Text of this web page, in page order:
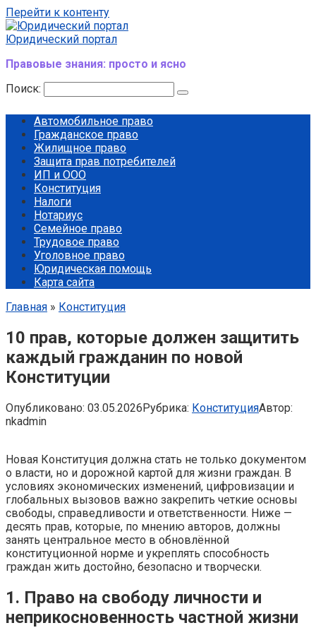
Перейти к контенту
Юридический портал
Правовые знания: просто и ясно
Поиск:
Автомобильное право
Гражданское право
Жилищное право
Защита прав потребителей
ИП и ООО
Конституция
Налоги
Нотариус
Семейное право
Трудовое право
Уголовное право
Юридическая помощь
Карта сайта
Главная » Конституция
10 прав, которые должен защитить
каждый гражданин по новой
Конституции
Опубликовано: 03.05.2026Рубрика: КонституцияАвтор:
nkadmin
Новая Конституция должна стать не только документом
о власти, но и дорожной картой для жизни граждан. В
условиях экономических изменений, цифровизации и
глобальных вызовов важно закрепить четкие основы
свободы, справедливости и ответственности. Ниже —
десять прав, которые, по мнению авторов, должны
занять центральное место в обновлённой
конституционной норме и укреплять способность
граждан жить достойно, безопасно и творчески.
1. Право на свободу личности и
неприкосновенность частной жизни